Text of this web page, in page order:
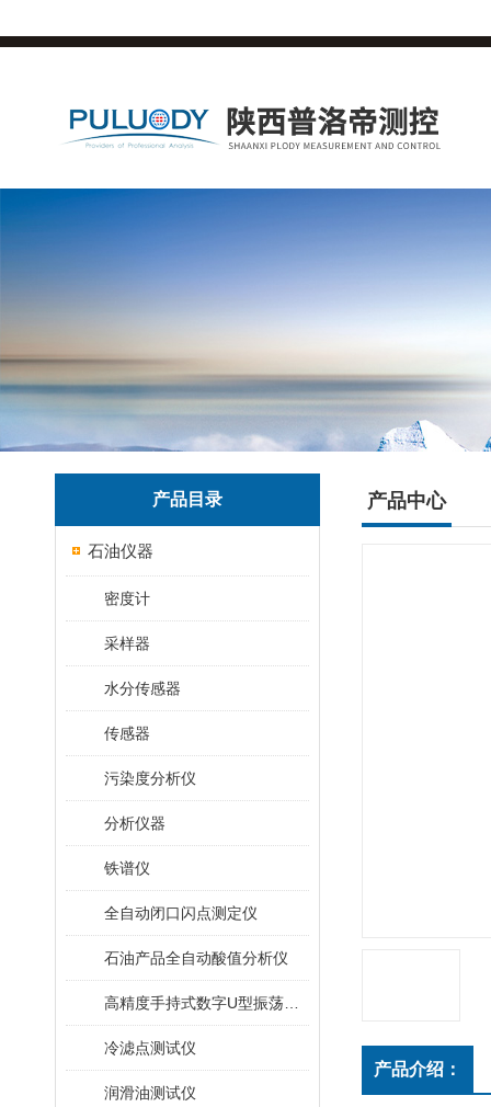
产品目录
石油仪器
密度计
采样器
水分传感器
传感器
污染度分析仪
分析仪器
铁谱仪
全自动闭口闪点测定仪
石油产品全自动酸值分析仪
冷滤点测试仪
润滑油测试仪
产品中心
产品介绍：